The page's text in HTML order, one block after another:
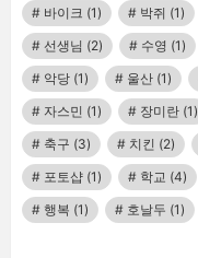
바이크 (1) 박쥐 (1)
선생님 (2) 수영 (1)
악당 (1) 울산 (1)
자스민 (1) 장미란 (1)
축구 (3) 치킨 (2)
포토샵 (1) 학교 (4)
행복 (1) 호날두 (1)